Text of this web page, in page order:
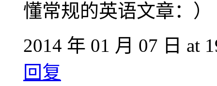
懂常规的英语文章：）
2014 年 01 月 07 日 at
回复